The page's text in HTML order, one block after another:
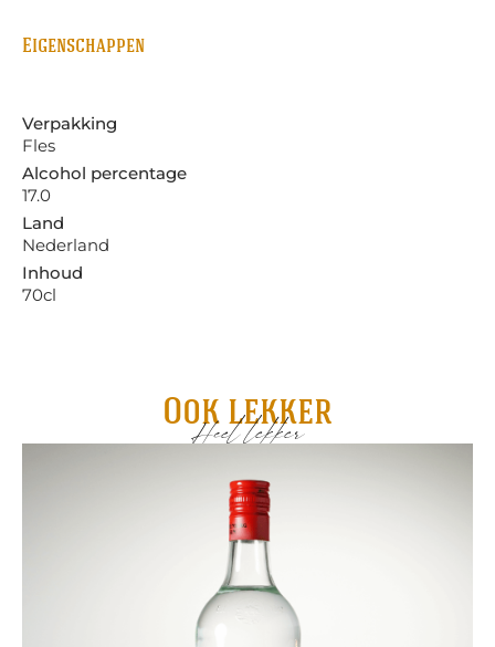
Eigenschappen
Verpakking
Fles
Alcohol percentage
17.0
Land
Nederland
Inhoud
70cl
Ook lekker
Heel lekker